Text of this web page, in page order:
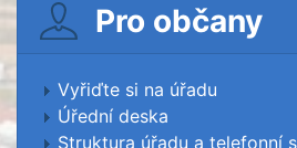
Pro občany
Vyřiďte si na úřadu
Úřední deska
Struktura úřadu a telefonní